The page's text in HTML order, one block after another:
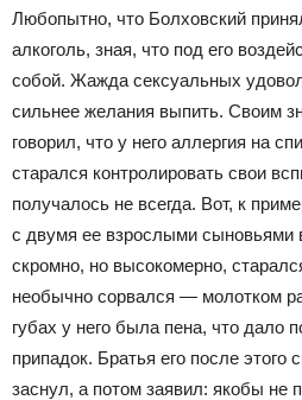
Любопытно, что Болховский
алкоголь, зная, что под его
собой. Жажда сексуальных
сильнее желания выпить. Своим
говорил, что у него аллергия на
старался контролировать свои
получалось не всегда. Вот, к
с двумя ее взрослыми сыновьями
скромно, но высокомерно,
необычно сорвался — молотком
губах у него была пена, что дало
припадок. Братья его после этого
заснул, а потом заявил: якобы не